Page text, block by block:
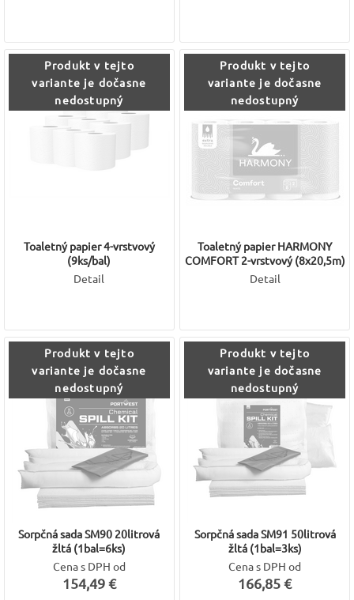
Produkt v tejto
variante je dočasne
nedostupný
Toaletný papier 4-vrstvový
(9ks/bal)
Detail
Produkt v tejto
variante je dočasne
nedostupný
Toaletný papier HARMONY
COMFORT 2-vrstvový (8x20,5m)
Detail
Produkt v tejto
variante je dočasne
nedostupný
Sorpčná sada SM90 20litrová
žltá (1bal=6ks)
Cena s DPH od
154,49 €
Produkt v tejto
variante je dočasne
nedostupný
Sorpčná sada SM91 50litrová
žltá (1bal=3ks)
Cena s DPH od
166,85 €